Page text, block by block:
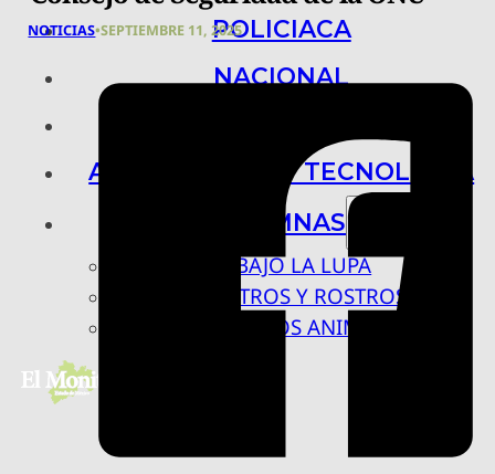
POLICIACA
NACIONAL
ARTE, CIENCIA Y TECNOLOGÍA
COLUMNAS
BAJO LA LUPA
RASTROS Y ROSTROS
VÍNCULOS ANIMALES
NOTICIAS•SEPTIEMBRE 11, 2025